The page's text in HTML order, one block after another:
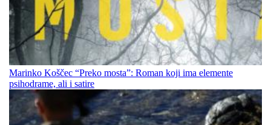
Marinko Koščec “Preko mosta”: Roman koji ima elemente
psihodrame, ali i satire